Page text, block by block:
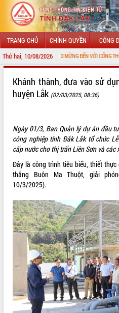
TRANG CHỦ CHÍNH QUYỀN CÔNG
Thứ hai, 10/08/2026CHÀO MỪNG ĐẾN VỚI CỔNG THÔNG TIN
LÃNH ĐẠO UBND TỈNH
SỞ, BAN, NGÀNH
THÔNG TIN CHỈ ĐẠO ĐIỀU HÀNH
HỆ THỐNG VĂN BẢN
VĂN BẢN HĐND TỈNH
ĐIỂM TIN VĂN BẢN
QUY HOẠCH - KẾ HOẠCH
Khánh thành, đưa vào sử
huyện Lắk (02/03/2025, 08:36)
Ngày 01/3, Ban Quản lý dự án đầu
công nghiệp tỉnh Đắk Lắk tổ chức
cấp nước cho thị trấn Liên Sơn và
Đây là công trình tiêu biểu, thiết thực
thắng Buôn Ma Thuột, giải
10/3/2025).